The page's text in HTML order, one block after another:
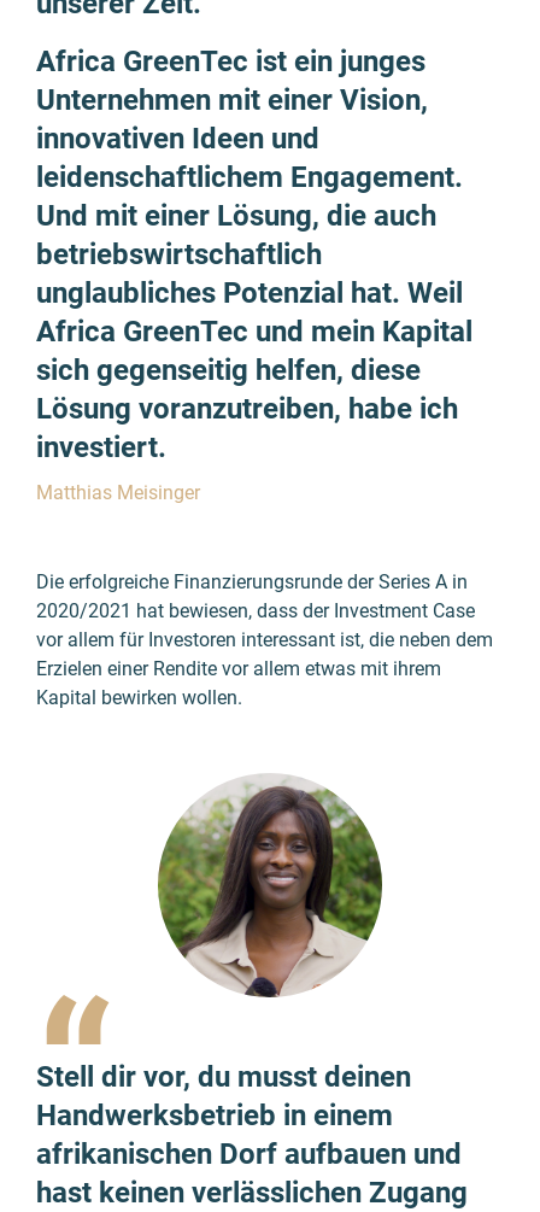
Africa GreenTec ist ein junges
Unternehmen mit einer Vision,
innovativen Ideen und
leidenschaftlichem Engagement.
Und mit einer Lösung, die auch
betriebs­wirtschaftlich
unglaubliches Potenzial hat. Weil
Africa GreenTec und mein Kapital
sich gegenseitig helfen, diese
Lösung voranzu­treiben, habe ich
investiert.
Matthias Meisinger
Die erfolgreiche Finanzierungsrunde der Series A in
2020/2021 hat bewiesen, dass der Investment Case
vor allem für Investoren interessant ist, die neben dem
Erzielen einer Rendite vor allem etwas mit ihrem
Kapital bewirken wollen.
“
Stell dir vor, du musst deinen
Handwerks­betrieb in einem
afrikanischen Dorf aufbauen und
hast keinen verlässlichen Zugang